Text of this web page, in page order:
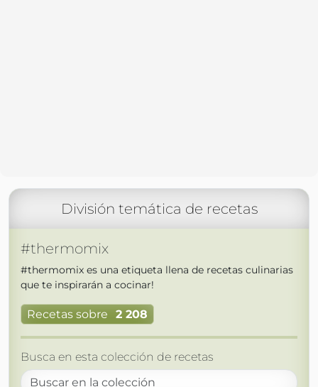
División temática de recetas
#thermomix
#thermomix es una etiqueta llena de recetas culinarias
que te inspirarán a cocinar!
Recetas sobre 2 208
Busca en esta colección de recetas